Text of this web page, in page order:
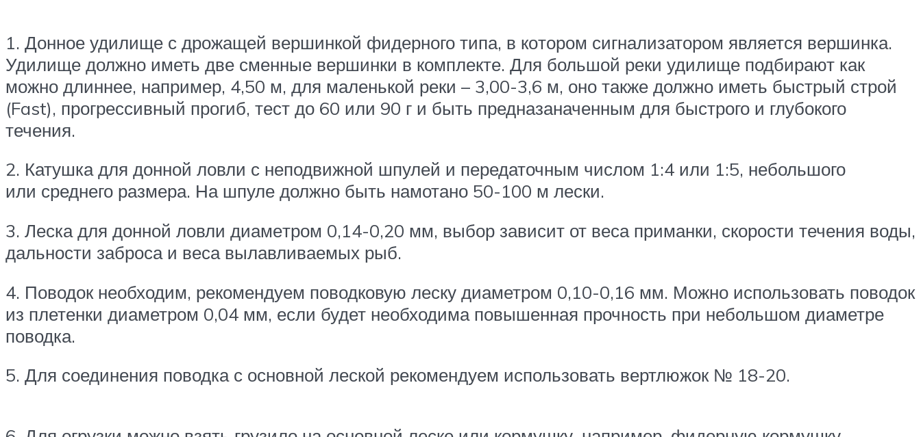
1. Донное удилище с дрожащей вершинкой фидерного типа, в ко­тором сигнализатором является вершинка.
Удилище должно иметь две сменные вершинки в ком­плекте. Для большой реки удили­ще подбирают как
можно длиннее, например, 4,50 м, для маленькой реки – 3,00-3,6 м, оно также долж­но иметь быстрый строй
(Fast), про­грессивный прогиб, тест до 60 или 90 г и быть предназаначенным для быстрого и глубокого
течения.
2. Катушка для донной ловли с не­подвижной шпулей и передаточным числом 1:4 или 1:5, небольшого
или среднего размера. На шпуле должно быть намотано 50-100 м лески.
3. Леска для донной ловли диаме­тром 0,14-0,20 мм, выбор зависит от веса приманки, скорости тече­ния воды,
дальности заброса и веса вылавливаемых рыб.
4. Поводок необходим, рекомен­дуем поводковую леску диаметром 0,10-0,16 мм. Можно использовать поводок
из плетенки диаметром 0,04 мм, если будет необходима по­вышенная прочность при неболь­шом диаметре
поводка.
5. Для соединения поводка с ос­новной леской рекомендуем ис­пользовать вертлюжок № 18-20.